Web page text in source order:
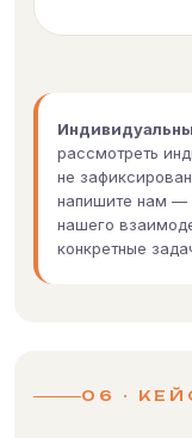
рассмотреть
не
напишите нам —
нашего
конкретные
06 ·